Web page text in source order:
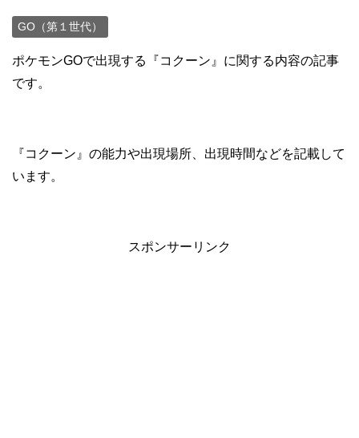
GO（第１世代）
ポケモンGOで出現する『コクーン』に関する内容の記事
です。
『コクーン』の能力や出現場所、出現時間などを記載して
います。
スポンサーリンク